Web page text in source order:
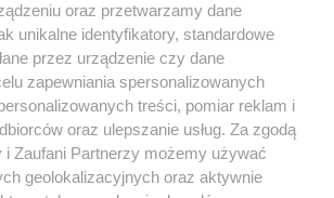
prywatności regulamin korzystania z portali
Skontaktuj sięz nami
Kontakt
oraz przetwarzamy dane
unikalne identyfikatory, standardowe
przez urządzenie czy dane
zapewniania spersonalizowanych
treści, pomiar reklam i
oraz ulepszanie usług. Za zgodą
Zaufani Partnerzy możemy używać
geolokalizacyjnych oraz aktywnie